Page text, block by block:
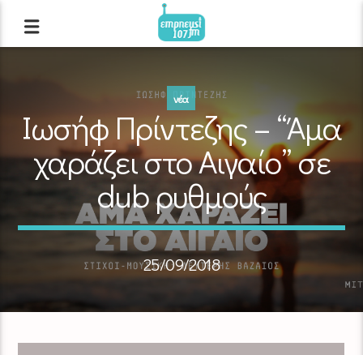
νέα
Ιωσήφ Πρίντεζης – “Άμα
χαράζει στο Αιγαίο” σε
dub ρυθμούς
25/09/2018